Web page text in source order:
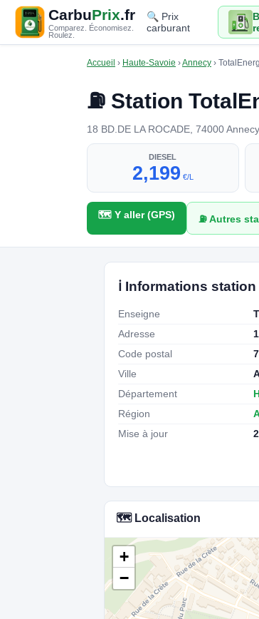
CarbuPrix.fr
Comparez. Économisez.
Roulez.
🔍 Prix
carburant
Accueil › Haute-Savoie ›Annecy ›
⛽ Station
18 BD.DE LA ROCADE, 74000
DIESEL
2,199 €/L
🗺️ Y aller (GPS) ⛽ Autres
ℹ️ Informations station
Enseigne
Adresse
Code postal
Ville
Département
Région
Mise à jour
🗺️ Localisation
+
−